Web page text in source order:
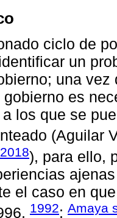
ciclo de
un
una
es
los que se
(Aguilar
), para ello,
el caso en
1992; Amaya